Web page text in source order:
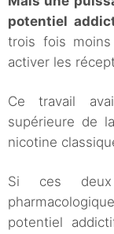
potentiel
trois fois
activer les
Ce travail
supérieure de
nicotine
Si ces
potentiel